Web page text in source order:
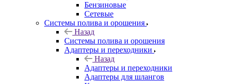
Бензиновые
Сетевые
Системы полива и орошения
Назад
Системы полива и орошения
Адаптеры и переходники
Назад
Адаптеры и переходники
Адаптеры для шлангов